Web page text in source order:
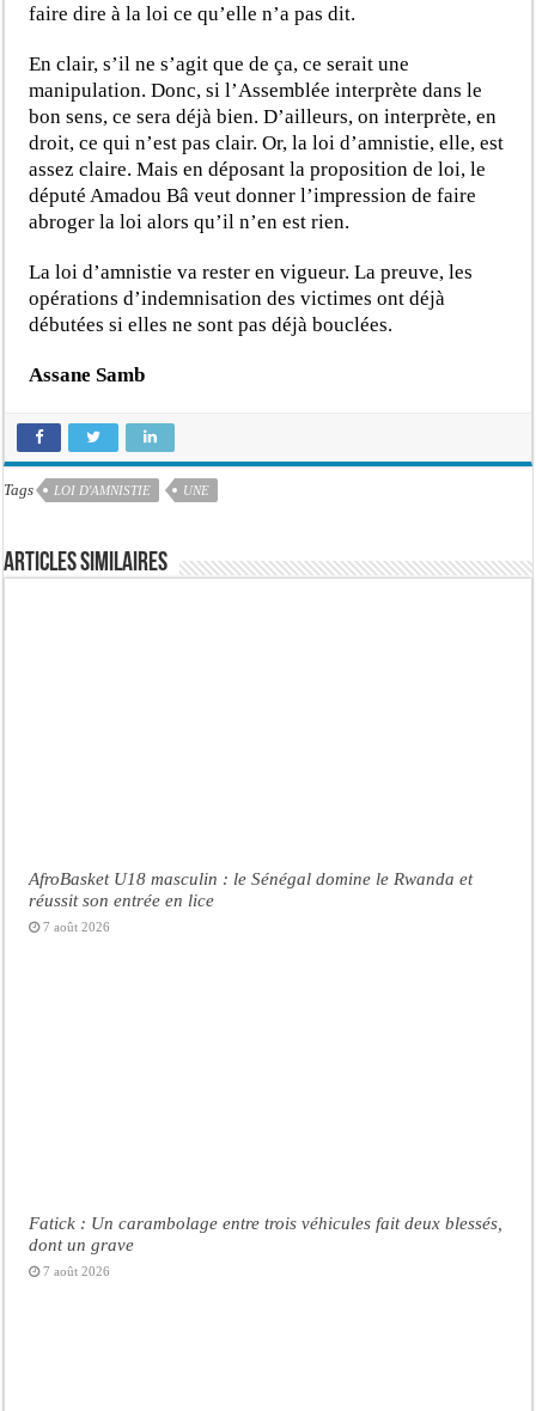
faire dire à la loi ce qu’elle n’a pas dit.
En clair, s’il ne s’agit que de ça, ce serait une
manipulation. Donc, si l’Assemblée interprète dans le
bon sens, ce sera déjà bien. D’ailleurs, on interprète, en
droit, ce qui n’est pas clair. Or, la loi d’amnistie, elle, est
assez claire. Mais en déposant la proposition de loi, le
député Amadou Bâ veut donner l’impression de faire
abroger la loi alors qu’il n’en est rien.
La loi d’amnistie va rester en vigueur. La preuve, les
opérations d’indemnisation des victimes ont déjà
débutées si elles ne sont pas déjà bouclées.
Assane Samb
Tags LOI D'AMNISTIE UNE
Articles similaires
AfroBasket U18 masculin : le Sénégal domine le Rwanda et
réussit son entrée en lice
7 août 2026
Fatick : Un carambolage entre trois véhicules fait deux blessés,
dont un grave
7 août 2026